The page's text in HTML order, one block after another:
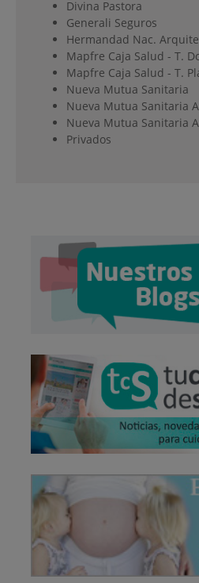
Divina Pastora
Generali Seguros
Hermandad Nac.
Mapfre Caja Salud - T.
Mapfre Caja Salud - T.
Nueva Mutua Sanitaria
Nueva Mutua Sanitaria
Nueva Mutua Sanitaria
Privados